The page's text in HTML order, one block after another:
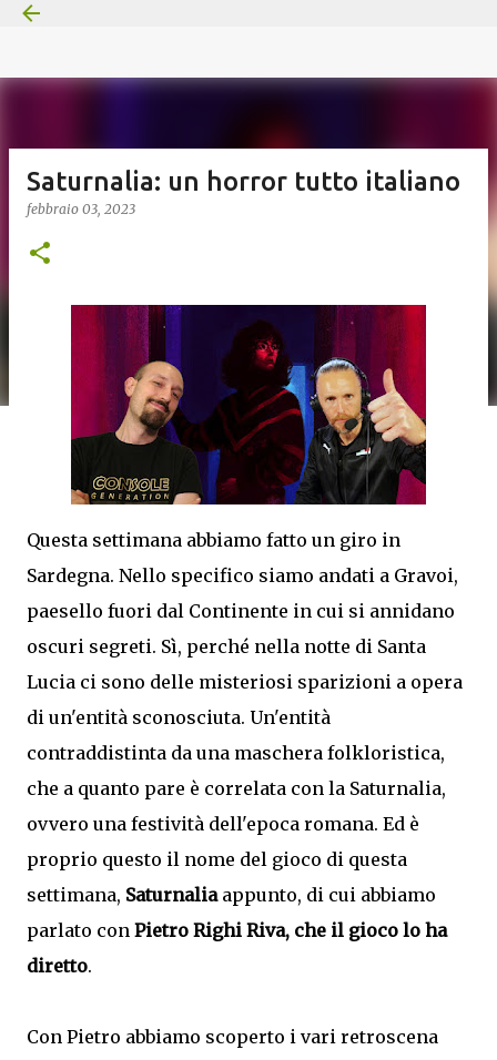
Saturnalia: un horror tutto italiano
febbraio 03, 2023
Questa settimana abbiamo fatto un giro in
Sardegna. Nello specifico siamo andati a Gravoi,
paesello fuori dal Continente in cui si annidano
oscuri segreti. Sì, perché nella notte di Santa
Lucia ci sono delle misteriosi sparizioni a opera
di un'entità sconosciuta. Un'entità
contraddistinta da una maschera folkloristica,
che a quanto pare è correlata con la Saturnalia,
ovvero una festività dell'epoca romana. Ed è
proprio questo il nome del gioco di questa
settimana, Saturnalia appunto, di cui abbiamo
parlato con Pietro Righi Riva, che il gioco lo ha
diretto.
Con Pietro abbiamo scoperto i vari retroscena